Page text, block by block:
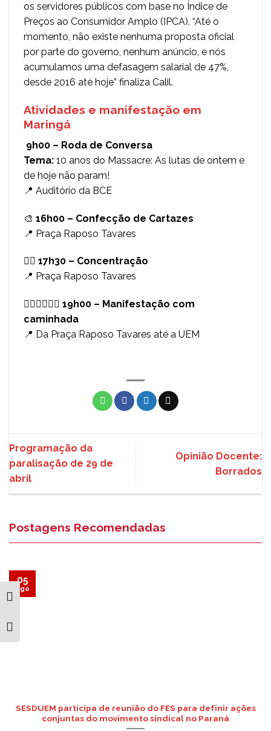
ALTERNAR ALTO CONTRASTE
ALTERNAR TAMANHO DA FONTE
os servidores públicos com base no Índice de
Preços ao Consumidor Amplo (IPCA). “Até o
momento, não existe nenhuma proposta oficial
por parte do governo, nenhum anúncio, e nós
acumulamos uma defasagem salarial de 47%,
desde 2016 até hoje” finaliza Calil.
Atividades e manifestação em
Maringá
9h00 – Roda de Conversa
Tema: 10 anos do Massacre: As lutas de ontem e
de hoje não param!
📍 Auditório da BCE
🎨 16h00 – Confecção de Cartazes
📍 Praça Raposo Tavares
✊🏾 17h30 – Concentração
📍 Praça Raposo Tavares
🚶🏾‍♂️🚶🏿‍♀️ 19h00 – Manifestação com
caminhada
📍 Da Praça Raposo Tavares até a UEM
Programação da
paralisação de 29 de
abril
Opinião Docente:
Borrados
Postagens Recomendadas
SESDUEM participa de reunião do FES para definir ações
conjuntas do movimento sindical no Paraná
05
ago